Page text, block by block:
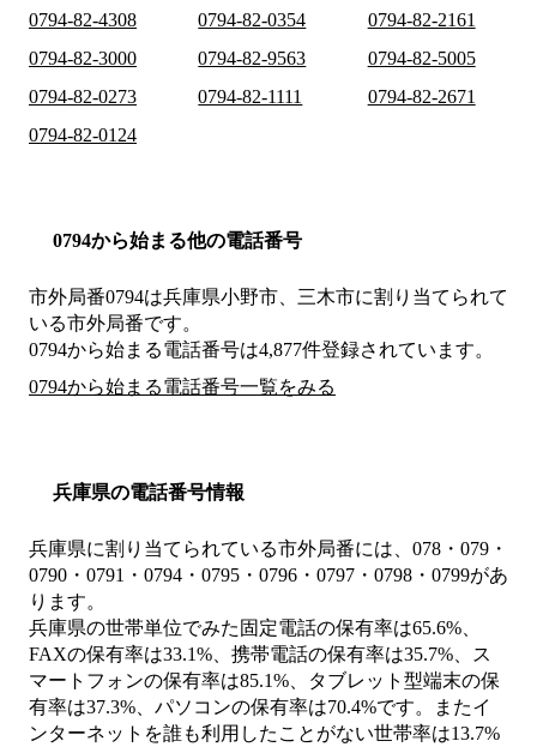
0794-82-4308
0794-82-0354
0794-82-2161
0794-82-3000
0794-82-9563
0794-82-5005
0794-82-0273
0794-82-1111
0794-82-2671
0794-82-0124
0794から始まる他の電話番号
市外局番0794は兵庫県小野市、三木市に割り当てられて
いる市外局番です。
0794から始まる電話番号は4,877件登録されています。
0794から始まる電話番号一覧をみる
兵庫県の電話番号情報
兵庫県に割り当てられている市外局番には、078・079・
0790・0791・0794・0795・0796・0797・0798・0799があ
ります。
兵庫県の世帯単位でみた固定電話の保有率は65.6%、
FAXの保有率は33.1%、携帯電話の保有率は35.7%、ス
マートフォンの保有率は85.1%、タブレット型端末の保
有率は37.3%、パソコンの保有率は70.4%です。またイ
ンターネットを誰も利用したことがない世帯率は13.7%